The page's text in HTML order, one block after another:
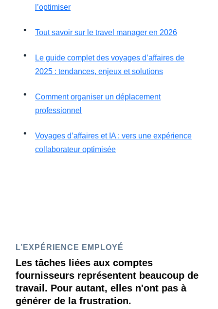
l’optimiser
Tout savoir sur le travel manager en 2026
Le guide complet des voyages d’affaires de
2025 : tendances, enjeux et solutions
Comment organiser un déplacement
professionnel
Voyages d’affaires et IA : vers une expérience
collaborateur optimisée
L’EXPÉRIENCE EMPLOYÉ
Les tâches liées aux comptes
fournisseurs représentent beaucoup de
travail. Pour autant, elles n'ont pas à
générer de la frustration.